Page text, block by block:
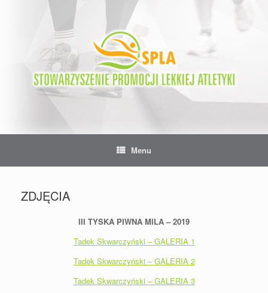
Menu
ZDJĘCIA
III TYSKA PIWNA MILA – 2019
Tadek Skwarczyński – GALERIA 1
Tadek Skwarczyński – GALERIA 2
Tadek Skwarczyński – GALERIA 3